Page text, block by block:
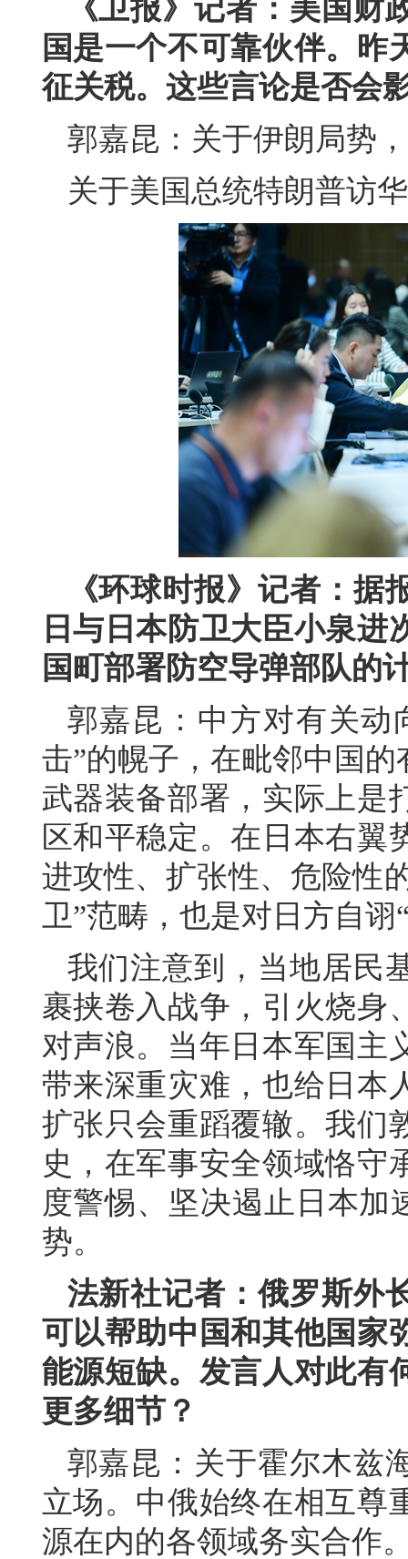
《卫报》记者：美国
国是一个不可靠伙伴。昨
征关税。这些言论是否会
郭嘉昆：关于伊朗局势
关于美国总统特朗普访
《环球时报》记者：据
日与日本防卫大臣小泉进
国町部署防空导弹部队的
郭嘉昆：中方对有关动
击”的幌子，在毗邻中国
武器装备部署，实际上是
区和平稳定。在日本右翼
进攻性、扩张性、危险性
卫”范畴，也是对日方自诩
我们注意到，当地居民
裹挟卷入战争，引火烧身
对声浪。当年日本军国主
带来深重灾难，也给日本
扩张只会重蹈覆辙。我们
史，在军事安全领域恪守
度警惕、坚决遏止日本加
势。
法新社记者：俄罗斯外
可以帮助中国和其他国家
能源短缺。发言人对此有
更多细节？
郭嘉昆：关于霍尔木兹
立场。中俄始终在相互尊
源在内的各领域务实合作